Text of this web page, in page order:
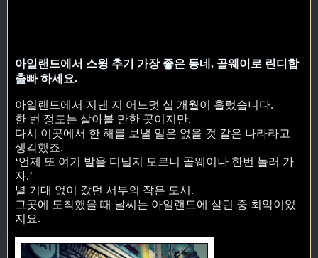
아일랜드에서 스윙 추기 가장 좋은 동네. 골웨이로 린디합
출빠 하세요.
아일랜드에서 지낸 지 어느덧 십 개월이 흘렀습니다.
한 번 정도는 살아볼 만한 곳이지만,
다시 이곳에서 한 해를 보낼 일은 없을 것 같은 나라라고
생각했죠.
‘언제 또 여기 발을 디딜지 모르니 골웨이나 한번 놀러 가
자.’
별 기대 없이 갔던 서부의 작은 도시.
그곳에 도착했을 때 날씨는 아일랜드에 살던 중 최악이었
지요.